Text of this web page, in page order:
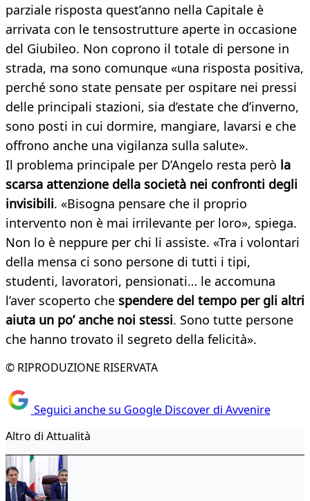
parziale risposta quest’anno nella Capitale è
arrivata con le tensostrutture aperte in occasione
del Giubileo. Non coprono il totale di persone in
strada, ma sono comunque «una risposta positiva,
perché sono state pensate per ospitare nei pressi
delle principali stazioni, sia d’estate che d’inverno,
sono posti in cui dormire, mangiare, lavarsi e che
offrono anche una vigilanza sulla salute».
Il problema principale per D’Angelo resta però la
scarsa attenzione della società nei confronti degli
invisibili. «Bisogna pensare che il proprio
intervento non è mai irrilevante per loro», spiega.
Non lo è neppure per chi li assiste. «Tra i volontari
della mensa ci sono persone di tutti i tipi,
studenti, lavoratori, pensionati… le accomuna
l’aver scoperto che spendere del tempo per gli altri
aiuta un po’ anche noi stessi. Sono tutte persone
che hanno trovato il segreto della felicità».
© RIPRODUZIONE RISERVATA
Seguici anche su Google Discover di Avvenire
Altro di Attualità